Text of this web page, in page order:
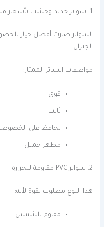
1. سواتر حديد وخشب بأسعار مناسبة
السواتر صارت أفضل خيار
الجيران.
مواصفات الساتر الممتاز:
قوي
ثابت
يحافظ على
مظهر جميل
2. سواتر PVC مقاومة للحرارة
هذا النوع مطلوب بقوة لأنه:
مقاوم للشمس